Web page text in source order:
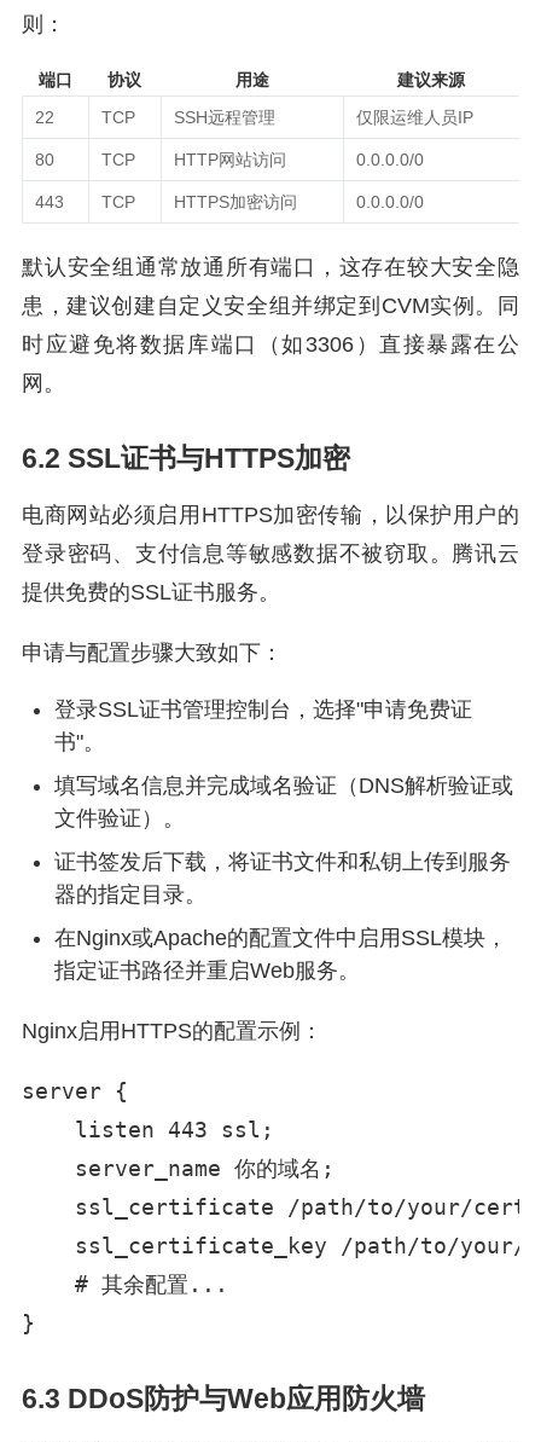
则：
端口 协议 用途
建议来源
22
TCP SSH远程管理 仅限运维人员IP
80 TCP HTTP网站访问 0.0.0.0/0
443 TCP HTTPS加密访问 0.0.0.0/0
默认安全组通常放通所有端口，这存在较大安全隐
患，建议创建自定义安全组并绑定到CVM实例。同
时应避免将数据库端口（如3306）直接暴露在公
网。
6.2 SSL证书与HTTPS加密
电商网站必须启用HTTPS加密传输，以保护用户的
登录密码、支付信息等敏感数据不被窃取。腾讯云
提供免费的SSL证书服务。
申请与配置步骤大致如下：
登录SSL证书管理控制台，选择"申请免费证
书"。
填写域名信息并完成域名验证（DNS解析验证或
文件验证）。
证书签发后下载，将证书文件和私钥上传到服务
器的指定目录。
在Nginx或Apache的配置文件中启用SSL模块，
指定证书路径并重启Web服务。
Nginx启用HTTPS的配置示例：
server {
    listen 443 ssl;
    server_name 你的域名;
ssl_certificate /path/to/your/
ssl_certificate_key /path/to/your/
    # 其余配置...
}
6.3 DDoS防护与Web应用防火墙